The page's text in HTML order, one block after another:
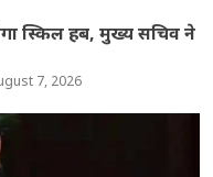
स्किल हब, मुख्य सचिव ने
7, 2026